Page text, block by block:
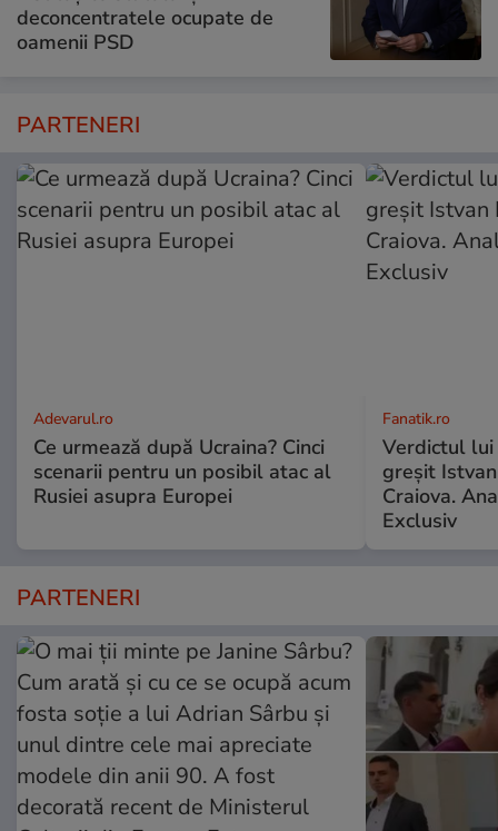
deconcentratele ocupate de
oamenii PSD
PARTENERI
Adevarul.ro
Ce urmează după Ucraina? Cinci
scenarii pentru un posibil atac al
Rusiei asupra Europei
Fanatik.ro
Verdictul lui
greșit
Craiova.
Exclusiv
PARTENERI